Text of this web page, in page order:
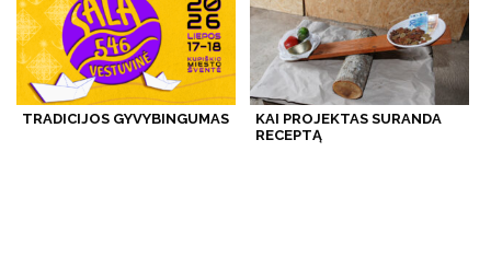
TRADICIJOS GYVYBINGUMAS
KAI PROJEKTAS SURANDA
RECEPTĄ